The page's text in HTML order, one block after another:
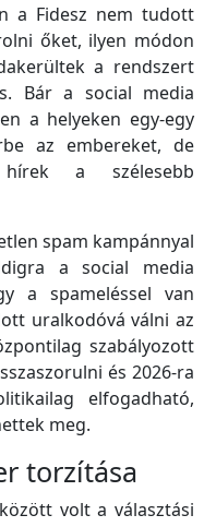
a Fidesz nem tudott
őket, ilyen módon
a rendszert
Bár a social media
a helyeken egy-egy
az embereket, de
a szélesebb
spam kampánnyal
a social media
a spameléssel van
uralkodóvá válni az
szabályozott
és 2026-ra
elfogadható,
meg.
torzítása
volt a választási